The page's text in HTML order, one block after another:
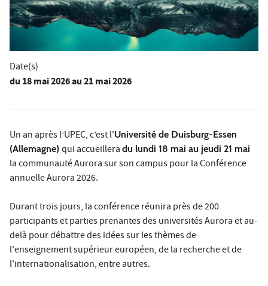
Date(s)
du 18 mai 2026au 21 mai 2026
Un an après l’UPEC, c’est l'Université de Duisburg-Essen
(Allemagne) qui accueillera du lundi 18 mai au jeudi 21 mai
la communauté Aurora sur son campus pour la Conférence
annuelle Aurora 2026.
Durant trois jours, la conférence réunira près de 200
participants et parties prenantes des universités Aurora et au-
delà pour débattre des idées sur les thèmes de
l'enseignement supérieur européen, de la recherche et de
l'internationalisation, entre autres.